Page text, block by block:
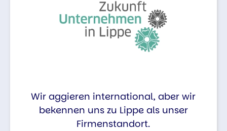
Wir aggieren international, aber wir
bekennen uns zu Lippe als unser
Firmenstandort.